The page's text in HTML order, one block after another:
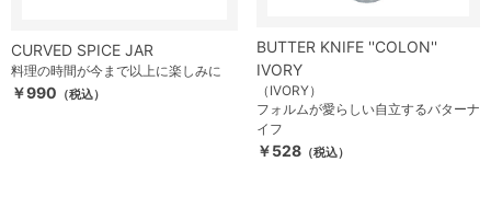
CURVED SPICE JAR
料理の時間が今まで以上に楽しみに
￥990 （税込）
BUTTER KNIFE ''COLON''
IVORY
（IVORY）
フォルムが愛らしい自立するバターナ
イフ
￥528 （税込）